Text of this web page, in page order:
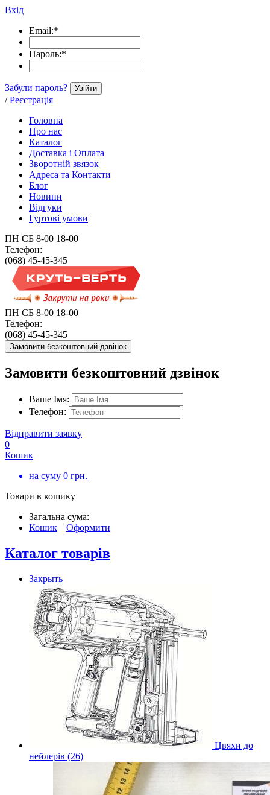
Вхід
Email:*
Пароль:*
Забули пароль? Увійти
/ Реєстрація
Головна
Про нас
Каталог
Доставка і Оплата
Зворотній звязок
Адреса та Контакти
Блог
Новини
Відгуки
Гуртові умови
ПН СБ 8-00 18-00
Телефон:
(068) 45-45-345
ПН СБ 8-00 18-00
Телефон:
(068) 45-45-345
Замовити безкоштовний дзвінок
Замовити безкоштовний дзвінок
Ваше Імя:
Телефон:
Відправити заявку
0
Кошик
на суму 0 грн.
Товари в кошику
Загальна сума:
Кошик | Оформити
Каталог товарів
Закрыть
Цвяхи до
нейлерів (26)